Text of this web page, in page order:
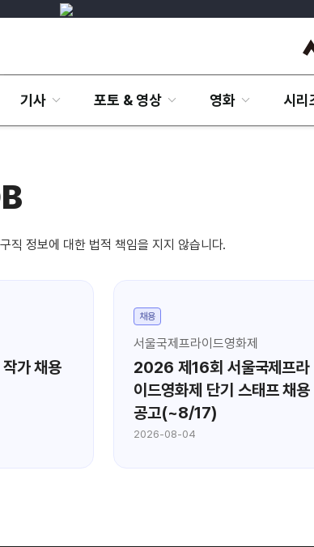
기사 포토 & 영상 영화 시리
직 정보에 대한 법적 책임을 지지 않습니다.
가 채용
채용
서울국제프라이드영화제
2026 제16회 서울국제프라
이드영화제 단기 스태프 채용
공고(~8/17)
2026-08-04